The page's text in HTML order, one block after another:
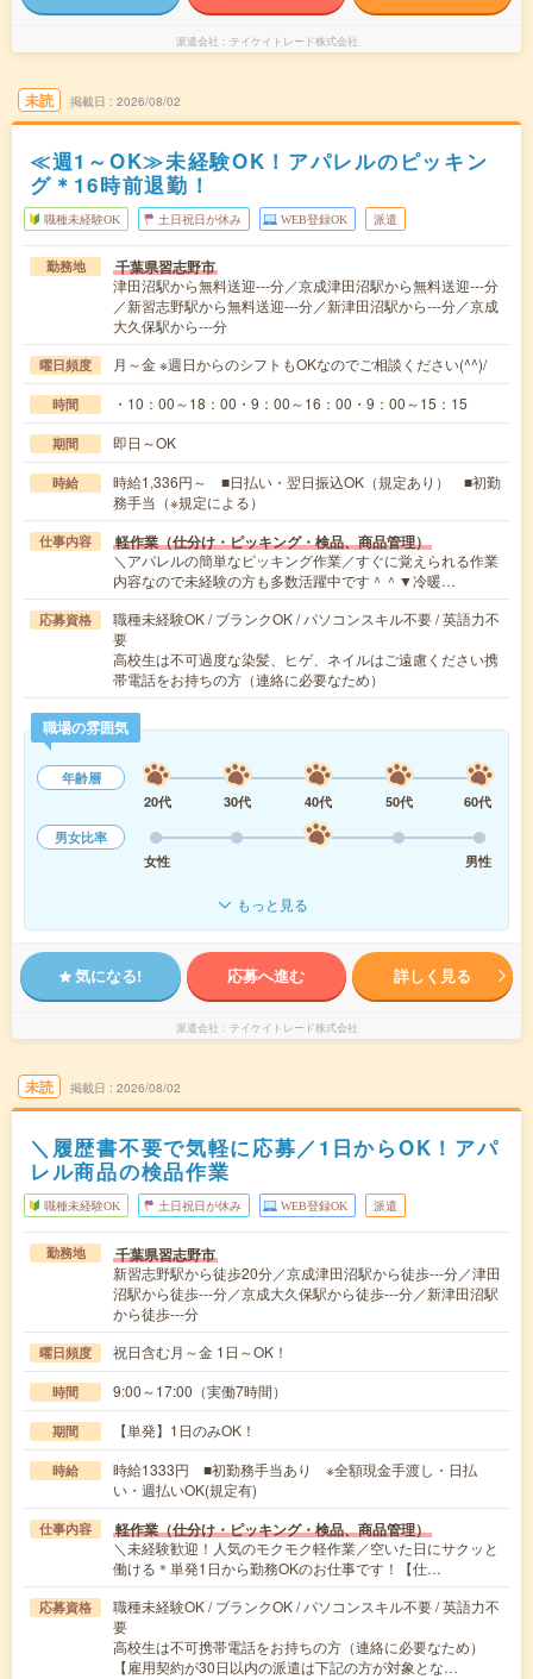
派遣会社 テイケイトレード株式会社
未読 掲載日 2026/08/02
≪週1～OK≫未経験OK！アパレルのピッキン
グ＊16時前退勤！
職種未経験OK 土日祝日が休み WEB登録OK 派遣
勤務地 千葉県習志野市
津田沼駅から無料送迎---分／京成津田沼駅から無料送迎---分
／新習志野駅から無料送迎---分／新津田沼駅から---分／京成
大久保駅から---分
曜日頻度 月～金 ※週日からのシフトもOKなのでご相談ください(^^)/
時間 ・10：00～18：00・9：00～16：00・9：00～15：15
期間 即日～OK
時給
時給1,336円～ ■日払い・翌日振込OK（規定あり） ■初勤
務手当（※規定による）
仕事内容 軽作業（仕分け・ピッキング・検品、商品管理）
＼アパレルの簡単なピッキング作業／すぐに覚えられる作業
内容なので未経験の方も多数活躍中です＾＾▼冷暖…
応募資格
職種未経験OK / ブランクOK / パソコンスキル不要 / 英語力不
要
高校生は不可過度な染髪、ヒゲ、ネイルはご遠慮ください携
帯電話をお持ちの方（連絡に必要なため）
職場の雰囲気
年齢層
20代
30代 40代 50代
60代
男女比率
女性
男性
もっと見る
気になる! 応募へ進む 詳しく見る
派遣会社 テイケイトレード株式会社
未読 掲載日 2026/08/02
＼履歴書不要で気軽に応募／1日からOK！アパ
レル商品の検品作業
職種未経験OK 土日祝日が休み WEB登録OK 派遣
勤務地 千葉県習志野市
新習志野駅から徒歩20分／京成津田沼駅から徒歩---分／津田
沼駅から徒歩---分／京成大久保駅から徒歩---分／新津田沼駅
から徒歩---分
曜日頻度 祝日含む月～金 1日～OK！
時間 9:00～17:00（実働7時間）
期間 【単発】1日のみOK！
時給
時給1333円 ■初勤務手当あり ※全額現金手渡し・日払
い・週払いOK(規定有)
仕事内容 軽作業（仕分け・ピッキング・検品、商品管理）
＼未経験歓迎！人気のモクモク軽作業／空いた日にサクッと
働ける＊単発1日から勤務OKのお仕事です！【仕…
応募資格
職種未経験OK / ブランクOK / パソコンスキル不要 / 英語力不
要
高校生は不可携帯電話をお持ちの方（連絡に必要なため）
【雇用契約が30日以内の派遣は下記の方が対象とな…